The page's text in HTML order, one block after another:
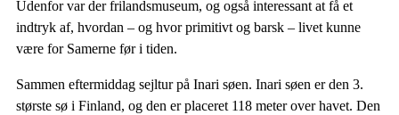
Udenfor var der frilandsmuseum, og også interessant at få et
indtryk af, hvordan – og hvor primitivt og barsk – livet kunne
være for Samerne før i tiden.
Sammen eftermiddag sejltur på Inari søen. Inari søen er den 3.
største sø i Finland, og den er placeret 118 meter over havet. Den